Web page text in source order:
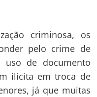
criminosa, os
pelo crime de
uso de documento
ilícita em troca de
já que muitas